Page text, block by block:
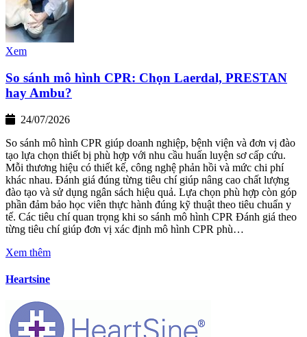
Xem
So sánh mô hình CPR: Chọn Laerdal, PRESTAN
hay Ambu?
24/07/2026
So sánh mô hình CPR giúp doanh nghiệp, bệnh viện và đơn vị đào
tạo lựa chọn thiết bị phù hợp với nhu cầu huấn luyện sơ cấp cứu.
Mỗi thương hiệu có thiết kế, công nghệ phản hồi và mức chi phí
khác nhau. Đánh giá đúng từng tiêu chí giúp nâng cao chất lượng
đào tạo và sử dụng ngân sách hiệu quả. Lựa chọn phù hợp còn góp
phần đảm bảo học viên thực hành đúng kỹ thuật theo tiêu chuẩn y
tế. Các tiêu chí quan trọng khi so sánh mô hình CPR Đánh giá theo
từng tiêu chí giúp đơn vị xác định mô hình CPR phù…
Xem thêm
Heartsine